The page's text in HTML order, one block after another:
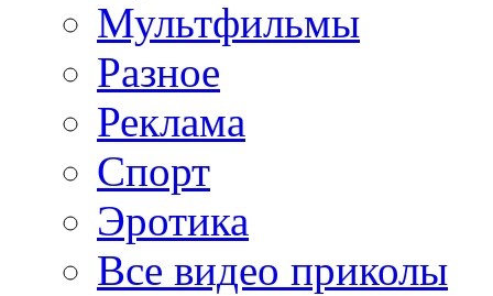
Мультфильмы
Разное
Реклама
Спорт
Эротика
Все видео приколы